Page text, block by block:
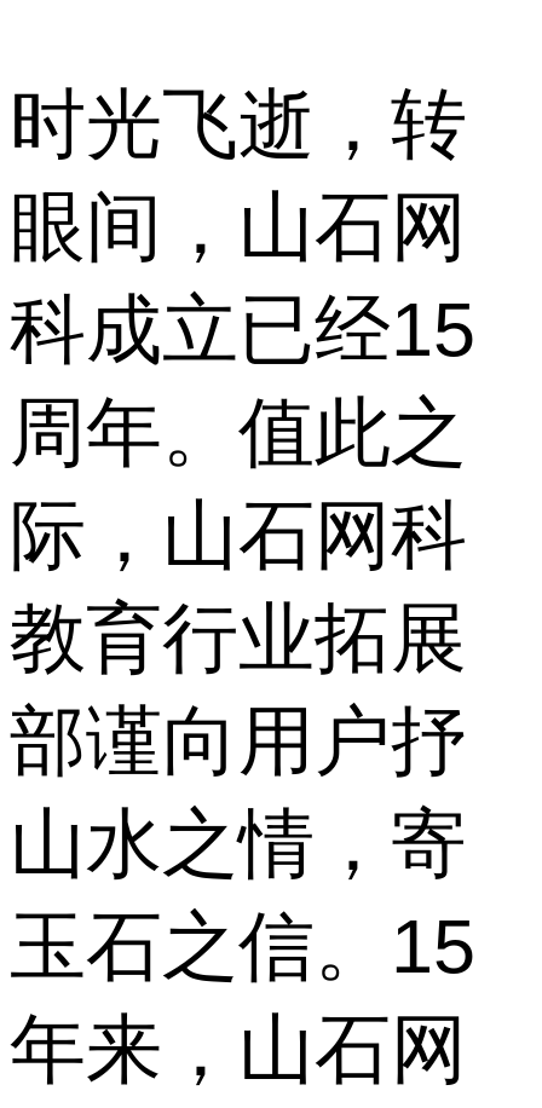
时光飞逝，转
眼间，山石网
科成立已经15
周年。值此之
际，山石网科
教育行业拓展
部谨向用户抒
山水之情，寄
玉石之信。15
年来，山石网